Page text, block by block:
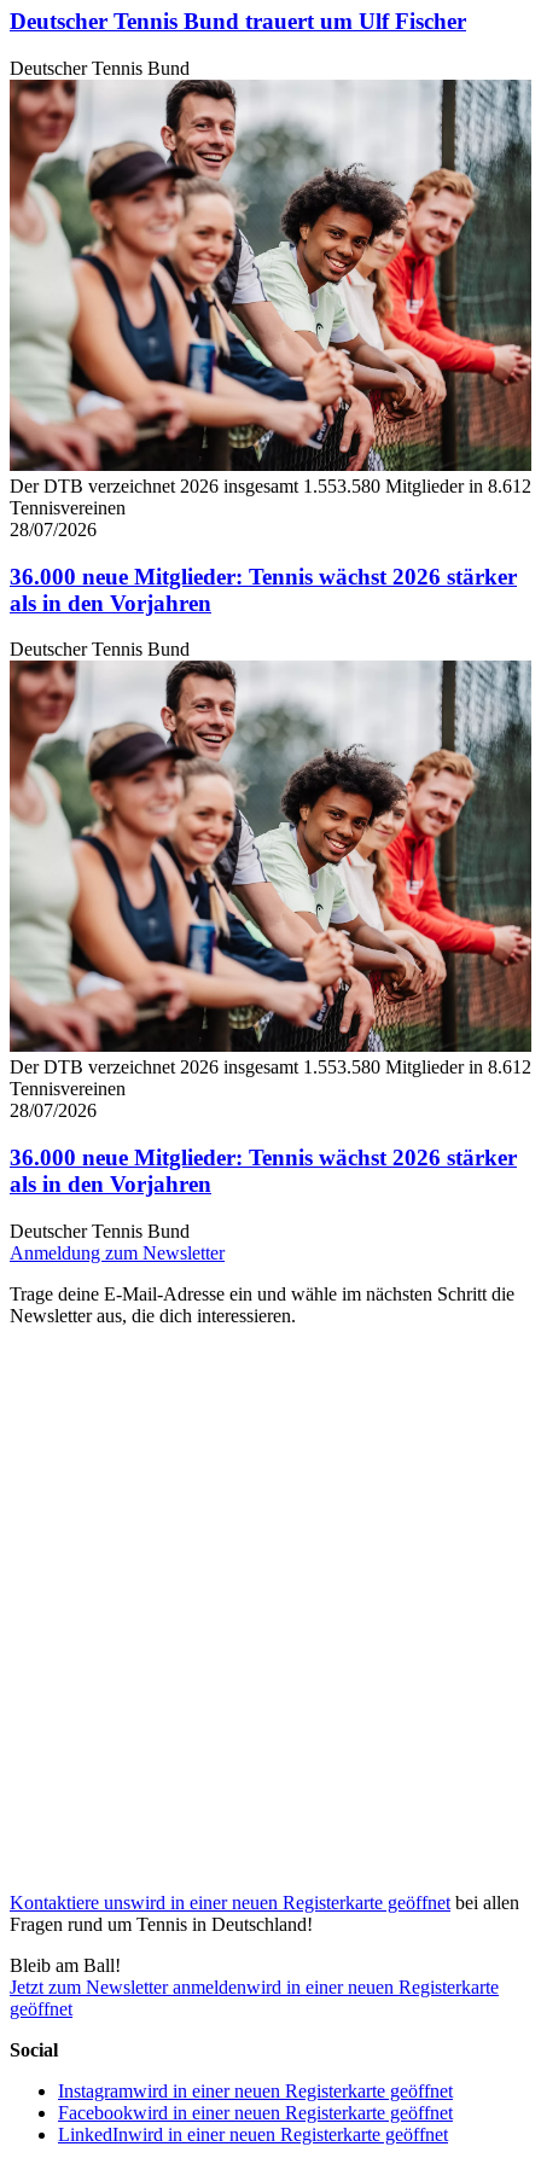
Deutscher Tennis Bund trauert um Ulf Fischer
Deutscher Tennis Bund
Der DTB verzeichnet 2026 insgesamt 1.553.580 Mitglieder in 8.612
Tennisvereinen
28/07/2026
36.000 neue Mitglieder: Tennis wächst 2026 stärker
als in den Vorjahren
Deutscher Tennis Bund
Der DTB verzeichnet 2026 insgesamt 1.553.580 Mitglieder in 8.612
Tennisvereinen
28/07/2026
36.000 neue Mitglieder: Tennis wächst 2026 stärker
als in den Vorjahren
Deutscher Tennis Bund
Anmeldung zum Newsletter
Trage deine E-Mail-Adresse ein und wähle im nächsten Schritt die
Newsletter aus, die dich interessieren.
Kontaktiere unswird in einer neuen Registerkarte geöffnet bei allen
Fragen rund um Tennis in Deutschland!
Bleib am Ball!
Jetzt zum Newsletter anmeldenwird in einer neuen Registerkarte
geöffnet
Social
Instagramwird in einer neuen Registerkarte geöffnet
Facebookwird in einer neuen Registerkarte geöffnet
LinkedInwird in einer neuen Registerkarte geöffnet